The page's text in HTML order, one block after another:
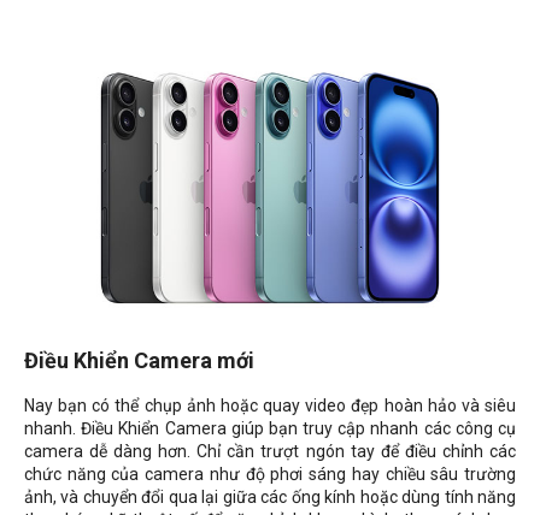
Điều Khiển Camera mới
Nay bạn có thể chụp ảnh hoặc quay video đẹp hoàn hảo và siêu
nhanh. Điều Khiển Camera giúp bạn truy cập nhanh các công cụ
camera dễ dàng hơn. Chỉ cần trượt ngón tay để điều chỉnh các
chức năng của camera như độ phơi sáng hay chiều sâu trường
ảnh, và chuyển đổi qua lại giữa các ống kính hoặc dùng tính năng